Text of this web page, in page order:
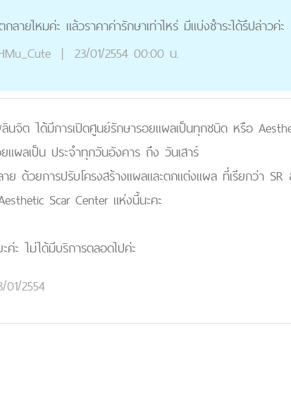
ายไหมค่ะ แล้วราคาค่ารักษาเท่าไหร่ มีแบ่งชำระได้รึปล่าวค่ะ
| 23/01/2554 00:00 น.
นจิต ได้มีการเปิดศูนย์รักษารอยแผลเป็นทุกชนิด หรือ
ผลเป็น ประจำทุกวันอังคาร ถึง วันเสาร์
ย ด้วยการปรับโครงสร้างแผลและตกแต่งแผล ที่เรียกว่า
Scar Center แห่งนี้นะคะ
ค่ะ ไม่ได้มีบริการตลอดไปค่ะ
2554